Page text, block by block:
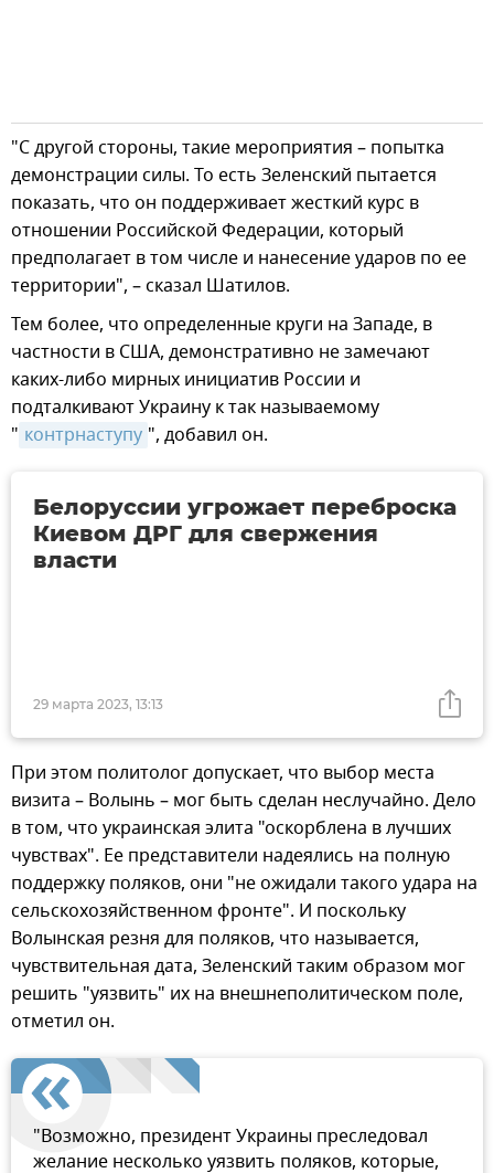
"С другой стороны, такие мероприятия – попытка
демонстрации силы. То есть Зеленский пытается
показать, что он поддерживает жесткий курс в
отношении Российской Федерации, который
предполагает в том числе и нанесение ударов по ее
территории", – сказал Шатилов.
Тем более, что определенные круги на Западе, в
частности в США, демонстративно не замечают
каких-либо мирных инициатив России и
подталкивают Украину к так называемому
" контрнаступу ", добавил он.
29 марта 2023, 13:13
Белоруссии угрожает переброска
Киевом ДРГ для свержения
власти
При этом политолог допускает, что выбор места
визита – Волынь – мог быть сделан неслучайно. Дело
в том, что украинская элита "оскорблена в лучших
чувствах". Ее представители надеялись на полную
поддержку поляков, они "не ожидали такого удара на
сельскохозяйственном фронте". И поскольку
Волынская резня для поляков, что называется,
чувствительная дата, Зеленский таким образом мог
решить "уязвить" их на внешнеполитическом поле,
отметил он.
"Возможно, президент Украины преследовал
желание несколько уязвить поляков, которые,